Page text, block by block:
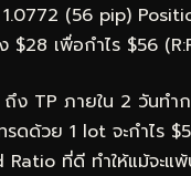
(56 pip)
เพื่อกำไร $56
ง TP ภายใน 2 วันทำ
รดด้วย 1 lot จะกำไร
Ratio ที่ดี ทำให้แม้จะแ